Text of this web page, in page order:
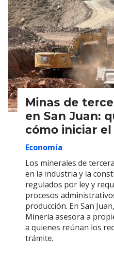
Minas de
en San Juan:
cómo iniciar
Economía
Los minerales de
en la industria y la
regulados por ley y
procesos
producción. En San
Minería asesora a
a quienes reúnan los
trámite.